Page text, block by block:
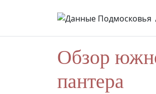
Обзор
пантера